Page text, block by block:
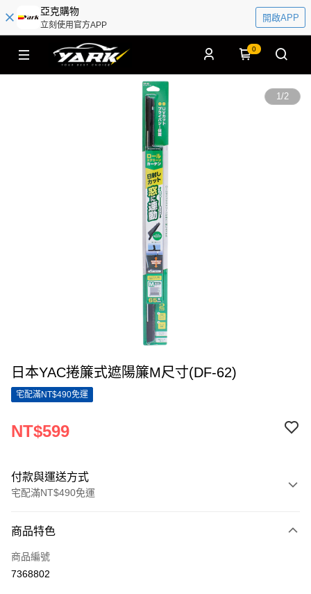
亞克購物
立刻使用官方APP
開啟APP
0
1/2
日本YAC捲簾式遮陽簾M尺寸(DF-62)
宅配滿NT$490免運
NT$599
付款與運送方式
宅配滿NT$490免運
信用卡一次付款
LINE Pay
商品特色
商品編號
7368802